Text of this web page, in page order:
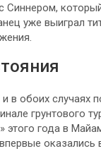
Синнером,
уже выиграл
в обоих случаях
грунтового
этого года в